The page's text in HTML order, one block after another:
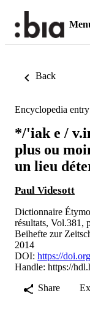
Back
Encyclopedia entry
*/'iak e /
plus ou
un lieu
Paul Videsott
Dictionnaire
résultats, Vol.381,
Beihefte zur
2014
DOI: https://
Handle: https://
Share